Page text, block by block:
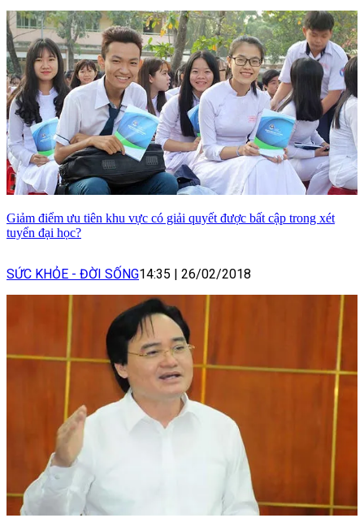
Giảm điểm ưu tiên khu vực có giải quyết được bất cập trong xét
tuyển đại học?
SỨC KHỎE - ĐỜI SỐNG14:35 | 26/02/2018